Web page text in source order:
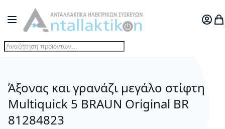
Μετάβαση στο περιεχόμενο
Toggle Nav
Ο
Άξονας και γρανάζι μεγάλο στίφτη
Multiquick 5 BRAUN Original BR
81284823